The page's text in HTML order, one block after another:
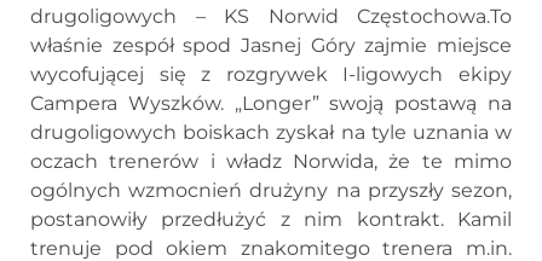
drugoligowych – KS Norwid Częstochowa.To
właśnie zespół spod Jasnej Góry zajmie miejsce
wycofującej się z rozgrywek I-ligowych ekipy
Campera Wyszków. „Longer” swoją postawą na
drugoligowych boiskach zyskał na tyle uznania w
oczach trenerów i władz Norwida, że te mimo
ogólnych wzmocnień drużyny na przyszły sezon,
postanowiły przedłużyć z nim kontrakt. Kamil
trenuje pod okiem znakomitego trenera m.in.